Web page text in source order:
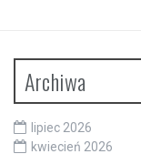
Archiwa
lipiec 2026
kwiecień 2026